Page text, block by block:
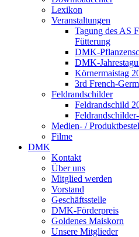
Lexikon
Veranstaltungen
Tagung des AS
Fütterung
DMK-
DMK-
Körnermaistag
3rd French-
Feldrandschilder
Feldrandschild
Medien- /
Filme
DMK
Kontakt
Über uns
Mitglied werden
Vorstand
Geschäftsstelle
DMK-Förderpreis
Goldenes Maiskorn
Unsere Mitglieder